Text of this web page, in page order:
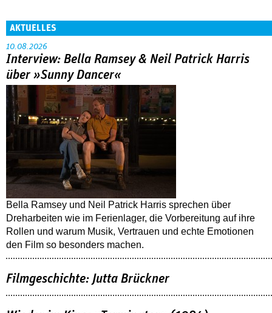
AKTUELLES
10.08.2026
Interview: Bella Ramsey & Neil Patrick Harris
über »Sunny Dancer«
Bella Ramsey und Neil Patrick Harris sprechen über
Dreharbeiten wie im Ferienlager, die Vorbereitung auf ihre
Rollen und warum Musik, Vertrauen und echte Emotionen
den Film so besonders machen.
Filmgeschichte: Jutta Brückner